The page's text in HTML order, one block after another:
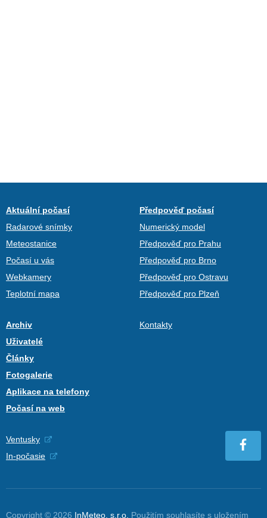
Aktuální počasí
Radarové snímky
Meteostanice
Počasí u vás
Webkamery
Teplotní mapa
Předpověď počasí
Numerický model
Předpověď pro Prahu
Předpověď pro Brno
Předpověď pro Ostravu
Předpověď pro Plzeň
Archiv
Uživatelé
Články
Fotogalerie
Aplikace na telefony
Počasí na web
Kontakty
Ventusky
In-počasie
Copyright © 2026 InMeteo, s.r.o. Použitím souhlasíte s uložením